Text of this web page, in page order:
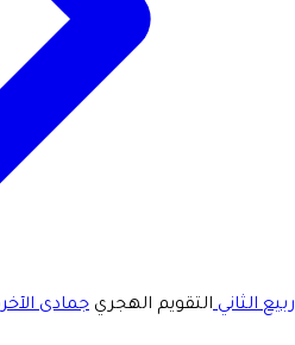
ربيع الثانيالتقويم الهجري جمادى